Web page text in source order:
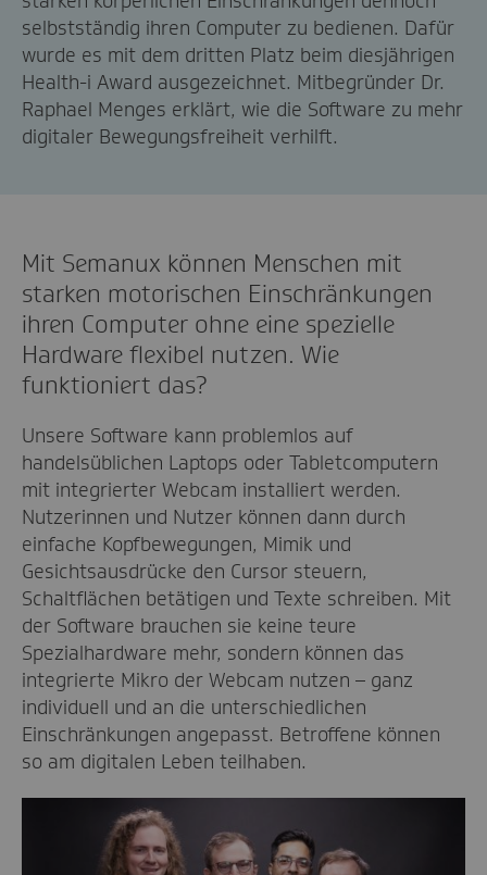
selbstständig ihren Computer zu bedienen. Dafür
wurde es mit dem dritten Platz beim diesjährigen
Health-i Award ausgezeichnet. Mitbegründer Dr.
Raphael Menges erklärt, wie die Software zu mehr
digitaler Bewegungsfreiheit verhilft.
Mit Semanux können Menschen mit
starken motorischen Einschränkungen
ihren Computer ohne eine spezielle
Hardware flexibel nutzen. Wie
funktioniert das?
Unsere Software kann problemlos auf
handelsüblichen Laptops oder Tabletcomputern
mit integrierter Webcam installiert werden.
Nutzerinnen und Nutzer können dann durch
einfache Kopfbewegungen, Mimik und
Gesichtsausdrücke den Cursor steuern,
Schaltflächen betätigen und Texte schreiben. Mit
der Software brauchen sie keine teure
Spezialhardware mehr, sondern können das
integrierte Mikro der Webcam nutzen – ganz
individuell und an die unterschiedlichen
Einschränkungen angepasst. Betroffene können
so am digitalen Leben teilhaben.